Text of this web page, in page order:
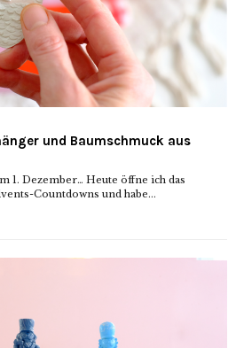
und Baumschmuck aus
1. Dezember… Heute öffne ich das
Countdowns und habe...